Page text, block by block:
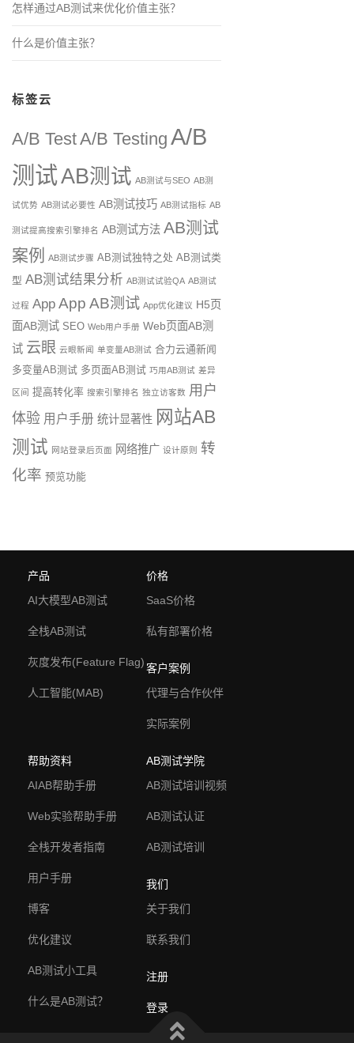
怎样通过AB测试来优化价值主张？
什么是价值主张？
标签云
A/B TestA/B Testing A/B
测试AB测试 AB测试与SEO AB测
试优势 AB测试必要性 AB测试技巧 AB测试指标 AB
测试提高搜索引擎排名 AB测试方法 AB测试
案例
AB测试步骤 AB测试独特之处 AB测试类
型 AB测试结果分析 AB测试试验QA AB测试
过程 App App AB测试 App优化建议 H5页
面AB测试 SEO Web用户手册 Web页面AB测
试 云眼 云眼新闻 单变量AB测试 合力云通新闻
多变量AB测试 多页面AB测试 巧用AB测试 差异
区间 提高转化率 搜索引擎排名 独立访客数 用户
体验 用户手册 统计显著性 网站AB
测试 网站登录后页面 网络推广 设计原则
转
化率 预览功能
产品
AI大模型AB测试
全栈AB测试
灰度发布(Feature Flag)
人工智能(MAB)
价格
SaaS价格
私有部署价格
客户案例
代理与合作伙伴
实际案例
帮助资料
AIAB帮助手册
Web实验帮助手册
全栈开发者指南
用户手册
博客
优化建议
AB测试小工具
什么是AB测试？
AB测试学院
AB测试培训视频
AB测试认证
AB测试培训
我们
关于我们
联系我们
注册
登录